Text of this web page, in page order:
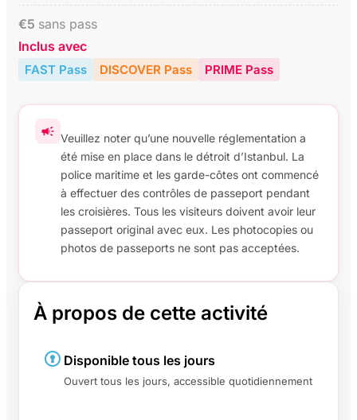
€5 sans pass
Inclus avec
FAST Pass DISCOVER Pass PRIME Pass
Veuillez noter qu’une nouvelle réglementation a
été mise en place dans le détroit d’Istanbul. La
police maritime et les garde-côtes ont commencé
à effectuer des contrôles de passeport pendant
les croisières. Tous les visiteurs doivent avoir leur
passeport original avec eux. Les photocopies ou
photos de passeports ne sont pas acceptées.
À propos de cette activité
Disponible tous les jours
Ouvert tous les jours, accessible quotidiennement